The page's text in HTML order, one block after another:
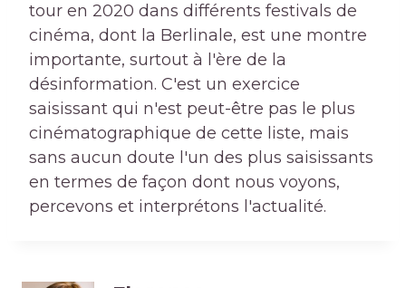
tour en 2020 dans différents festivals de
cinéma, dont la Berlinale, est une montre
importante, surtout à l'ère de la
désinformation. C'est un exercice
saisissant qui n'est peut-être pas le plus
cinématographique de cette liste, mais
sans aucun doute l'un des plus saisissants
en termes de façon dont nous voyons,
percevons et interprétons l'actualité.